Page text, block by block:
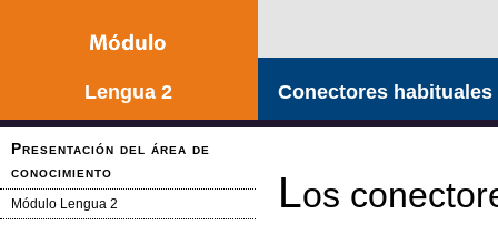
Lengua 2
Presentación del área de
conocimiento
Módulo Lengua 2
Conectores
Los